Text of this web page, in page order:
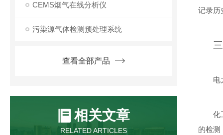
CEMS烟气在线分析仪
污染源气体检测预处理系统
查看全部产品
相关文章
RELATED ARTICLES
记录历
电
化
的检测